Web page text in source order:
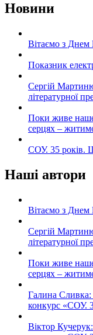
Новини
Вітаємо з
Показник
Сергій
літературної
Поки живе
серцях –
СОУ. 35 років.
Наші автори
Вітаємо з
Сергій
літературної
Поки живе
серцях –
Галина Сливка:
конкурс «СОУ.
Віктор